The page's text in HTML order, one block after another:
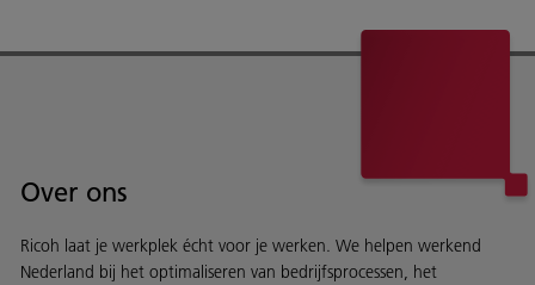
Over ons
Ricoh laat je werkplek écht voor je werken. We helpen werkend
Nederland bij het optimaliseren van bedrijfsprocessen, het